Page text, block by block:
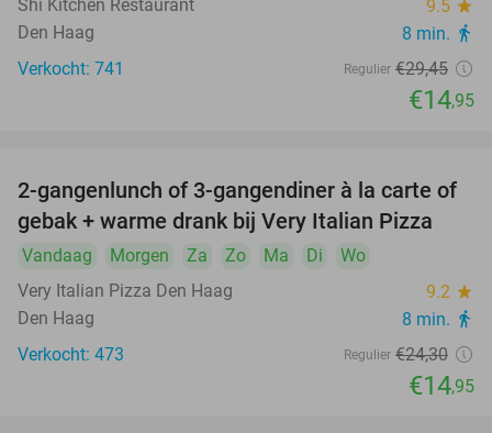
Shi Kitchen Restaurant
9.5 star
Den Haag 8 min. directions_walk
Verkocht: 741 Regulier €29,45
€14,95
38%
2-gangenlunch of 3-gangendiner à la carte of
gebak + warme drank bij Very Italian Pizza
Vandaag Morgen Za Zo Ma Di
Wo
Very Italian Pizza Den Haag
9.2 star
Den Haag 8 min. directions_walk
Verkocht: 473 Regulier €24,30
€14,95